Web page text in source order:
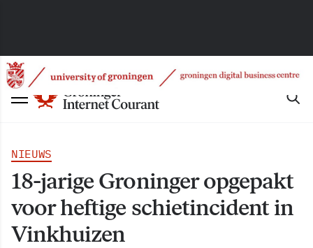
NIEUWS
18-jarige Groninger opgepakt
voor heftige schietincident in
Vinkhuizen